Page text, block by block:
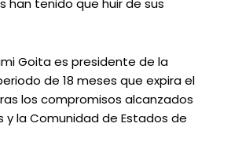
han tenido que huir de sus
Goita es presidente de la
de 18 meses que expira el
los compromisos alcanzados
y la Comunidad de Estados de